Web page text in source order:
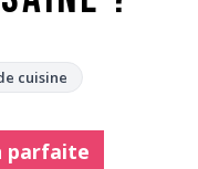
cuisine
parfaite